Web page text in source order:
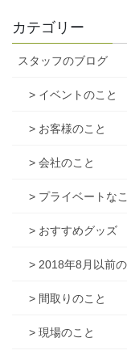
カテゴリー
スタッフのブログ
> イベントのこと
> お客様のこと
> 会社のこと
> プライベートな
> おすすめグッズ
> 2018年8月以前
> 間取りのこと
> 現場のこと